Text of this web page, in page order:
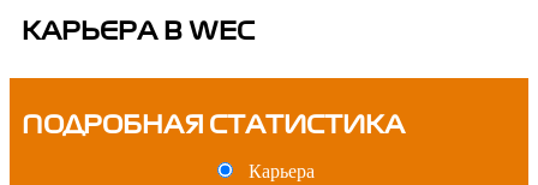
КАРЬЕРА В WEC
ПОДРОБНАЯ СТАТИСТИКА
Карьера